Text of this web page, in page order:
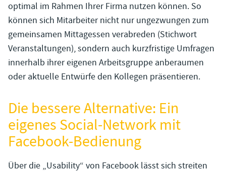
optimal im Rahmen Ihrer Firma nutzen können. So
können sich Mitarbeiter nicht nur ungezwungen zum
gemeinsamen Mittagessen verabreden (Stichwort
Veranstaltungen), sondern auch kurzfristige Umfragen
innerhalb ihrer eigenen Arbeitsgruppe anberaumen
oder aktuelle Entwürfe den Kollegen präsentieren.
Die bessere Alternative: Ein
eigenes Social-Network mit
Facebook-Bedienung
Über die „Usability“ von Facebook lässt sich streiten